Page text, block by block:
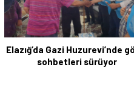
için Türkçe
Elazığ’da Gazi Huzurevi’nde
sohbetleri sürüyor